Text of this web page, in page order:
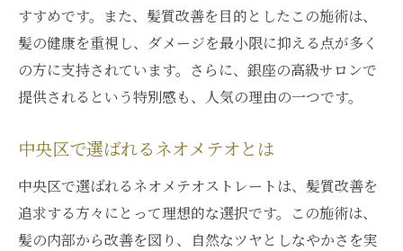
すすめです。また、髪質改善を目的としたこの施術は、
髪の健康を重視し、ダメージを最小限に抑える点が多く
の方に支持されています。さらに、銀座の高級サロンで
提供されるという特別感も、人気の理由の一つです。
中央区で選ばれるネオメテオとは
中央区で選ばれるネオメテオストレートは、髪質改善を
追求する方々にとって理想的な選択です。この施術は、
髪の内部から改善を図り、自然なツヤとしなやかさを実